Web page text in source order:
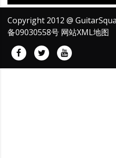
Copyright 2012 @
备09030558号 网站XML地图